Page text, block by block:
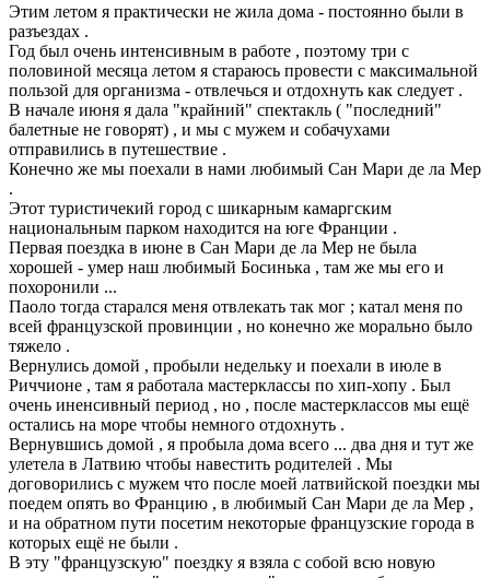
Этим летом я практически не жила дома - постоянно были в
разъездах .
Год был очень интенсивным в работе , поэтому три с
половиной месяца летом я стараюсь провести с максимальной
пользой для организма - отвлечься и отдохнуть как следует .
В начале июня я дала "крайний" спектакль ( "последний"
балетные не говорят) , и мы с мужем и собачухами
отправились в путешествие .
Конечно же мы поехали в нами любимый Сан Мари де ла Мер
.
Этот туристичекий город с шикарным камаргским
национальным парком находится на юге Франции .
Первая поездка в июне в Сан Мари де ла Мер не была
хорошей - умер наш любимый Босинька , там же мы его и
похоронили ...
Паоло тогда старался меня отвлекать так мог ; катал меня по
всей французской провинции , но конечно же морально было
тяжело .
Вернулись домой , пробыли недельку и поехали в июле в
Риччионе , там я работала мастерклассы по хип-хопу . Был
очень иненсивный период , но , после мастерклассов мы ещё
остались на море чтобы немного отдохнуть .
Вернувшись домой , я пробыла дома всего ... два дня и тут же
улетела в Латвию чтобы навестить родителей . Мы
договорились с мужем что после моей латвийской поездки мы
поедем опять во Францию , в любимый Сан Мари де ла Мер ,
и на обратном пути посетим некоторые французские города в
которых ещё не были .
В эту "французскую" поездку я взяла с собой всю новую